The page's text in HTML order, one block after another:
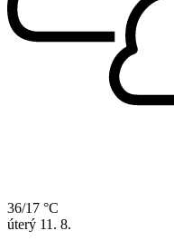
36/17 °C
úterý 11. 8.